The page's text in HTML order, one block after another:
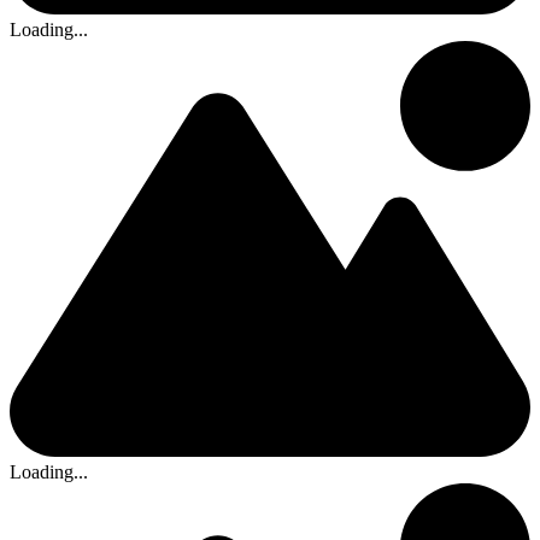
Loading...
Loading...